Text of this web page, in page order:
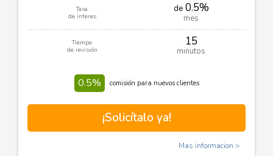
Tasa
de interes
de0.5%
mes
Tiempo
de revisión
15
minutos
0.5% comisión para nuevos clientes
¡Solicítalo ya!
Mas informacion